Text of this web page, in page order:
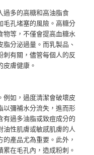
過多的高糖和高油脂食
毛孔堵塞的風險。高糖分
物等，不僅會提高血糖水
分泌過量。而乳製品、
刺有關，儘管每個人的反
膚健康。
例如，過度清潔會破壞皮
以彌補水分流失，進而形
有過多油脂或致痘成分的
性肌膚或敏感肌膚的人
產品尤為重要。此外，
在毛孔內，造成粉刺。